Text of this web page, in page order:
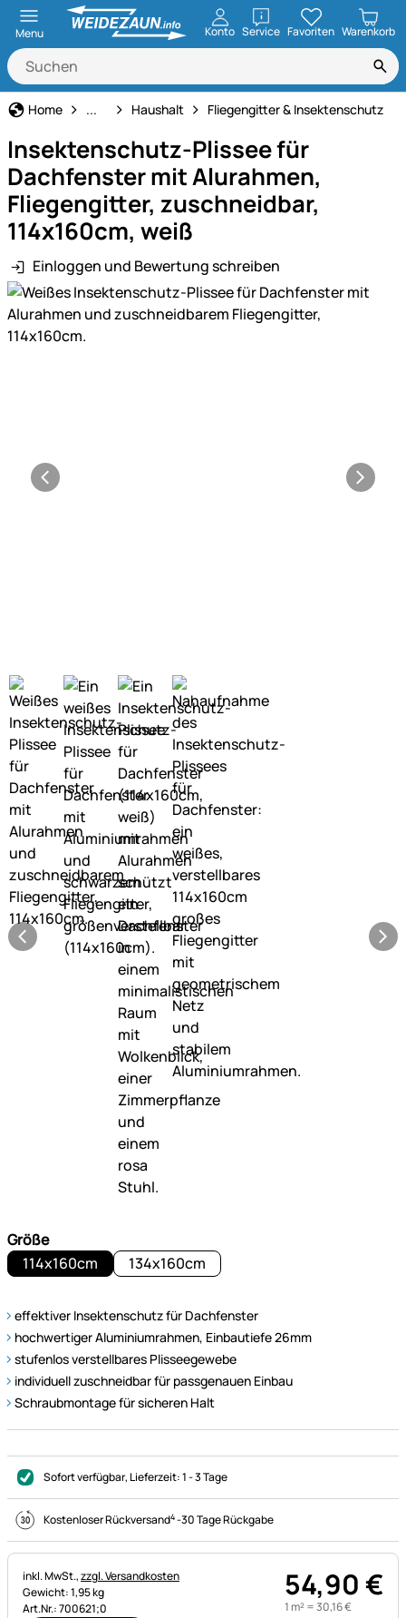
Menu Konto ServiceöffnenFavoriten Warenkorb
Home Haus und Hof
... Haushalt Fliegengitter & Insektenschutz
Insektenschutz-Plissee für
Dachfenster mit Alurahmen,
Fliegengitter, zuschneidbar,
114x160cm, weiß
Einloggen und Bewertung schreiben
Produktgalerie
Größe
114x160cm
134x160cm
effektiver Insektenschutz für Dachfenster
hochwertiger Aluminiumrahmen, Einbautiefe 26mm
stufenlos verstellbares Plisseegewebe
individuell zuschneidbar für passgenauen Einbau
Schraubmontage für sicheren Halt
Sofort verfügbar, Lieferzeit:1 - 3 Tage
Kostenloser Rückversand4-30 Tage Rückgabe
Steuerhinweis:
inkl. MwSt.,zzgl. Versandkosten
Gewicht: 1,95 kg
Art.Nr.: 700621;0
54,90€
1 m² =30,16€